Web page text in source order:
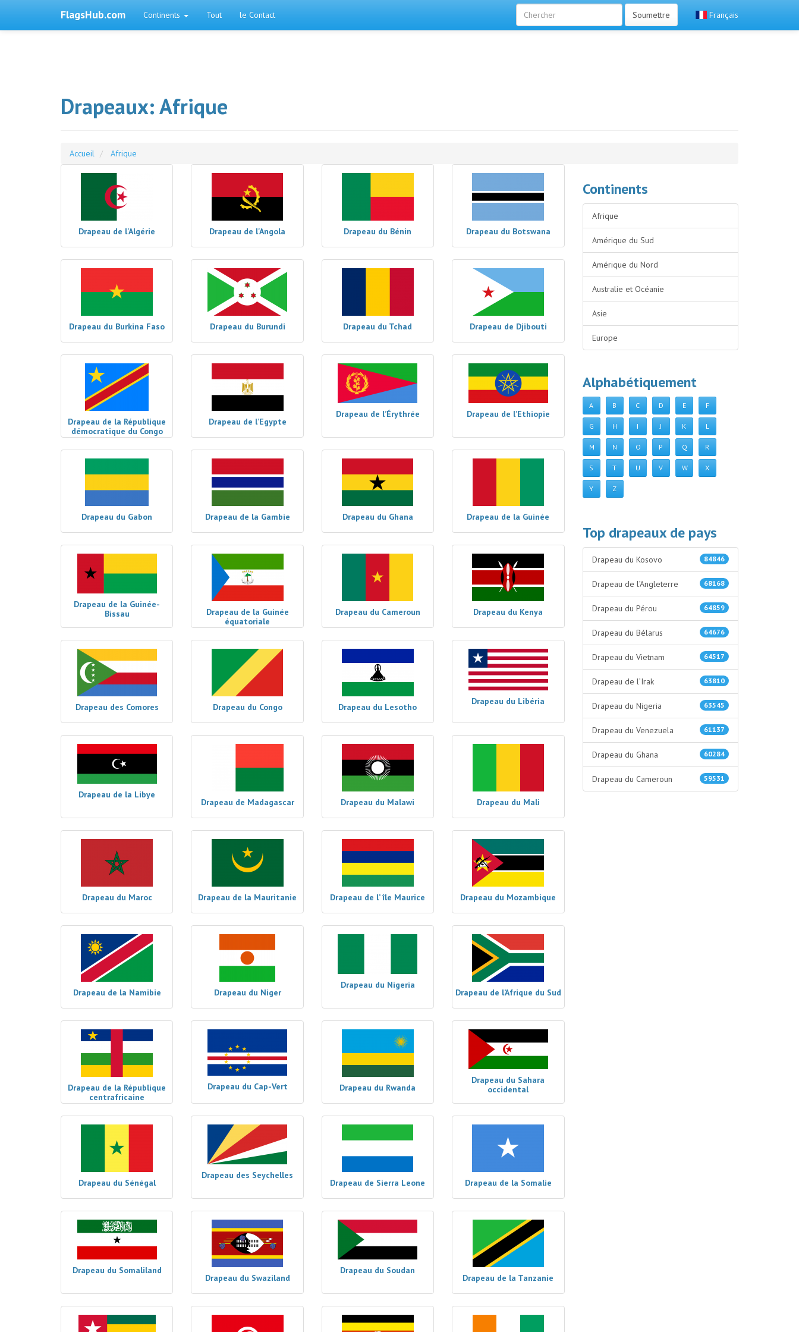
FlagsHub.com Continents Tout le Contact Français
Soumettre
Drapeaux: Afrique
Accueil Afrique
Drapeau de l'Algérie Drapeau de l'Angola Drapeau du Bénin Drapeau du Botswana
Drapeau du Burkina Faso Drapeau du Burundi Drapeau du Tchad Drapeau de Djibouti
Drapeau de la République
démocratique du Congo
Drapeau de l’Egypte
Drapeau de l’Érythrée Drapeau de l’Ethiopie
Drapeau du Gabon Drapeau de la Gambie Drapeau du Ghana Drapeau de la Guinée
Drapeau de la Guinée-
Bissau
Drapeau de la Guinée
équatoriale
Drapeau du Cameroun Drapeau du Kenya
Drapeau des Comores Drapeau du Congo Drapeau du Lesotho
Drapeau du Libéria
Drapeau de la Libye
Drapeau de Madagascar Drapeau du Malawi Drapeau du Mali
Drapeau du Maroc Drapeau de la Mauritanie Drapeau de l’ île Maurice Drapeau du Mozambique
Drapeau de la Namibie Drapeau du Niger
Drapeau du Nigeria
Drapeau de l’Afrique du Sud
Drapeau de la République
centrafricaine
Drapeau du Cap-Vert Drapeau du Rwanda
Drapeau du Sahara
occidental
Drapeau du Sénégal
Drapeau des Seychelles
Drapeau de Sierra Leone Drapeau de la Somalie
Drapeau du Somaliland
Drapeau du Swaziland
Drapeau du Soudan
Drapeau de la Tanzanie
Continents
Afrique
Amérique du Sud
Amérique du Nord
Australie et Océanie
Asie
Europe
Alphabétiquement
A B C D E F
G H I J K L
M N O P Q R
S T U V W X
Y Z
Top drapeaux de pays
84846
Drapeau du Kosovo
68168
Drapeau de l’Angleterre
64859
Drapeau du Pérou
64676
Drapeau du Bélarus
64517
Drapeau du Vietnam
63810
Drapeau de l’Irak
63545
Drapeau du Nigeria
61137
Drapeau du Venezuela
60284
Drapeau du Ghana
59531
Drapeau du Cameroun